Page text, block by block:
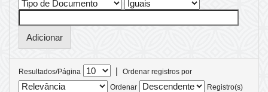
Resultados/Página |
Ordenar registros por
Ordenar
Registro(s)